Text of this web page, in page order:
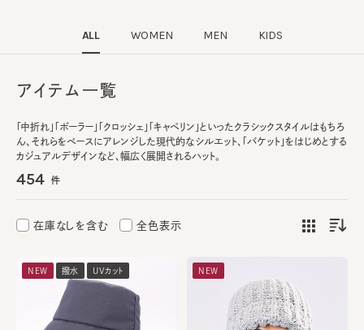
ALL WOMEN MEN KIDS
アイテム一覧
「中折れ」「ボーラー」「クロッシェ」「キャペリン」といったクラシックスタイルはもちろ
ん、それらをベースにアレンジした現代的なシルエット、「バケット」をはじめとする
カジュアルデザインなど、幅広く展開されるハット。
454 件
在庫なしを含む 全色表示
NEW 撥水 UVカット NEW